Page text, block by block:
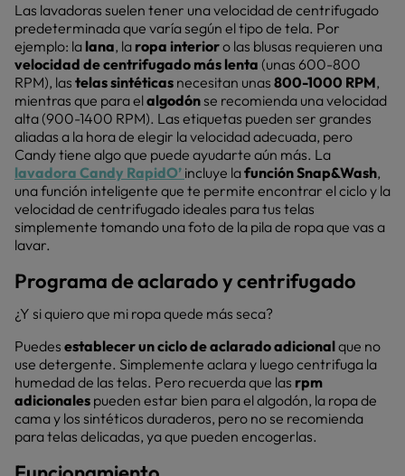
Las lavadoras suelen tener una velocidad de centrifugado
predeterminada que varía según el tipo de tela. Por
ejemplo: la lana, la ropa interioro las blusas requieren una
velocidad de centrifugado más lenta (unas 600-800
RPM), las telas sintéticas necesitan unas 800-1000 RPM,
mientras que para elalgodónse recomienda una velocidad
alta (900-1400 RPM). Las etiquetas pueden ser grandes
aliadas a la hora de elegir la velocidad adecuada, pero
Candy tiene algo que puede ayudarte aún más. La
lavadora Candy RapidO’ incluye lafunción Snap&Wash,
una función inteligente que te permite encontrar el ciclo y la
velocidad de centrifugado ideales para tus telas
simplemente tomando una foto de la pila de ropa que vas a
lavar.
Programa de aclarado y centrifugado
¿Y si quiero que mi ropa quede más seca?
Puedes establecer un ciclo de aclarado adicionalque no
use detergente. Simplemente aclara y luego centrifuga la
humedad de las telas. Pero recuerda que las rpm
adicionales pueden estar bien para el algodón, la ropa de
cama y los sintéticos duraderos, pero no se recomienda
para telas delicadas, ya que pueden encogerlas.